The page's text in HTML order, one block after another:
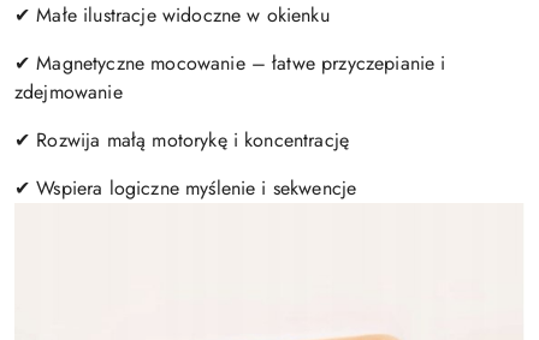
✔ Małe ilustracje widoczne w okienku
✔ Magnetyczne mocowanie – łatwe przyczepianie i
zdejmowanie
✔ Rozwija małą motorykę i koncentrację
✔ Wspiera logiczne myślenie i sekwencje